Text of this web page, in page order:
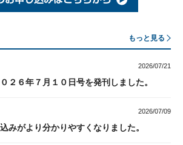
もっと見る
2026/07/21
２６年７月１０日号を発刊しました。
2026/07/09
みがより分かりやすくなりました。